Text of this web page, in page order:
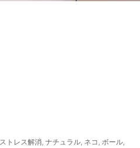
ストレス解消 ナチュラル ネコ ボール